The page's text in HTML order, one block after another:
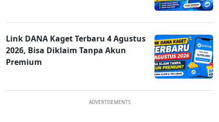
Link DANA Kaget Terbaru 4 Agustus
2026, Bisa Diklaim Tanpa Akun
Premium
ADVERTISEMENTS